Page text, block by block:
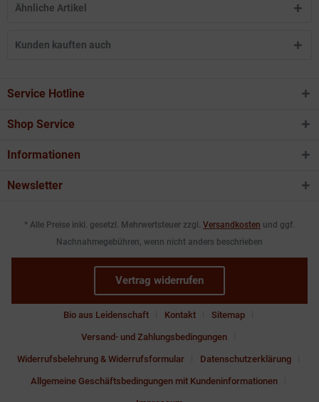
Ähnliche Artikel
Kunden kauften auch
Service Hotline
Shop Service
Informationen
Newsletter
* Alle Preise inkl. gesetzl. Mehrwertsteuer zzgl. Versandkosten und ggf.
Nachnahmegebühren, wenn nicht anders beschrieben
Vertrag widerrufen
Bio aus Leidenschaft Kontakt Sitemap
Versand- und Zahlungsbedingungen
Widerrufsbelehrung & Widerrufsformular Datenschutzerklärung
Allgemeine Geschäftsbedingungen mit Kundeninformationen